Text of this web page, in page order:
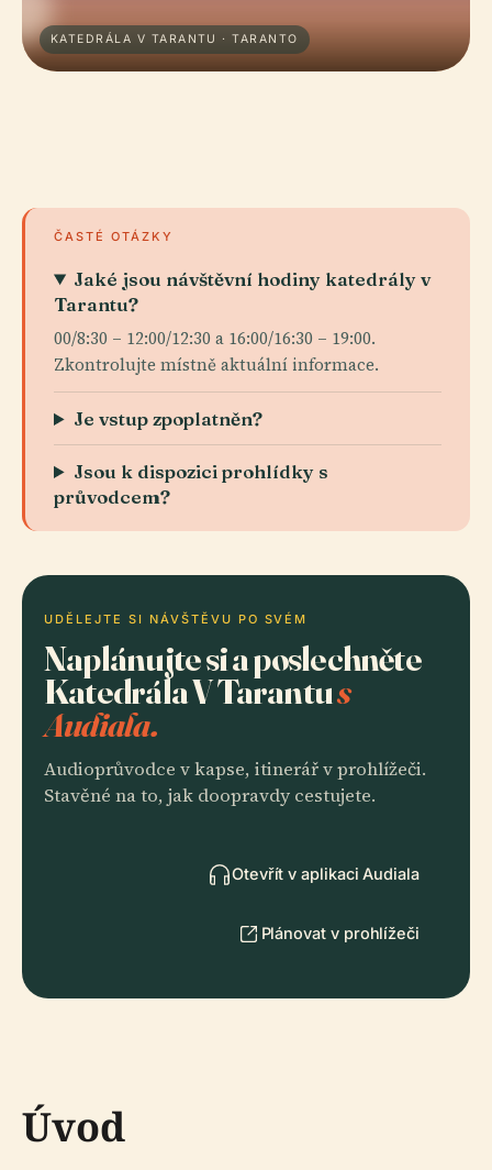
KATEDRÁLA V TARANTU · TARANTO
ČASTÉ OTÁZKY
Jaké jsou návštěvní hodiny katedrály v
Tarantu?
00/8:30 – 12:00/12:30 a 16:00/16:30 – 19:00.
Zkontrolujte místně aktuální informace.
Je vstup zpoplatněn?
Jsou k dispozici prohlídky s
průvodcem?
UDĚLEJTE SI NÁVŠTĚVU PO SVÉM
Naplánujte si a poslechněte
Katedrála V Tarantus
Audiala.
Audioprůvodce v kapse, itinerář v prohlížeči.
Stavěné na to, jak doopravdy cestujete.
Otevřít v aplikaci Audiala
Plánovat v prohlížeči
Úvod